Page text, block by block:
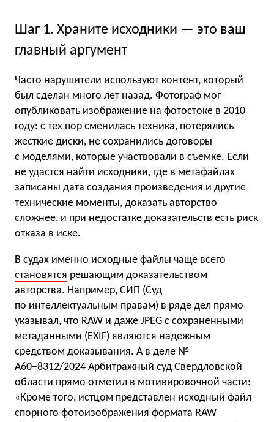
Шаг 1. Храните исходники — это ваш
главный аргумент
Часто нарушители используют контент, который
был сделан много лет назад. Фотограф мог
опубликовать изображение на фотостоке в 2010
году: с тех пор сменилась техника, потерялись
жесткие диски, не сохранились договоры
с моделями, которые участвовали в съемке. Если
не удастся найти исходники, где в метафайлах
записаны дата создания произведения и другие
технические моменты, доказать авторство
сложнее, и при недостатке доказательств есть риск
отказа в иске.
В судах именно исходные файлы чаще всего
становятся решающим доказательством
авторства. Например, СИП (Суд
по интеллектуальным правам) в ряде дел прямо
указывал, что RAW и даже JPEG с сохраненными
метаданными (EXIF) являются надежным
средством доказывания. А в деле №
А60−8312/2024 Арбитражный суд Свердловской
области прямо отметил в мотивировочной части:
«Кроме того, истцом представлен исходный файл
спорного фотоизображения формата RAW